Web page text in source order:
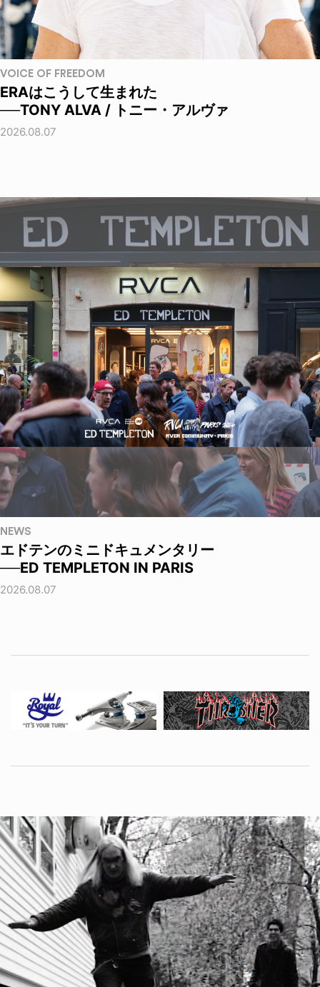
VOICE OF FREEDOM
ERAはこうして生まれた
──TONY ALVA / トニー・アルヴァ
2026.08.07
NEWS
エドテンのミニドキュメンタリー
──ED TEMPLETON IN PARIS
2026.08.07